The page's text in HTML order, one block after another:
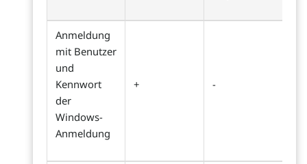
Anmeldung
mit Benutzer
und
Kennwort
der
Windows-
Anmeldung
+ -